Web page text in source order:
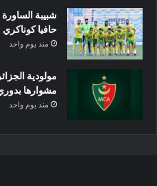
شبيبة
حافيا كوناكري
منذ يوم واحد
مولودية
مشوارها
منذ يوم واحد